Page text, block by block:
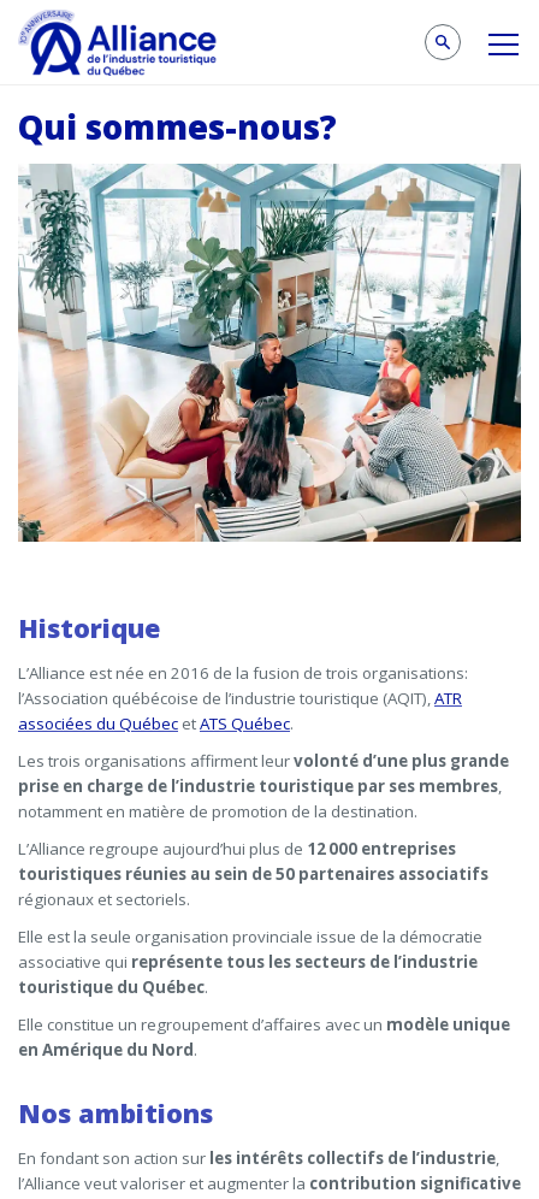
Qui sommes-nous?
Historique
L’Alliance est née en 2016 de la fusion de trois organisations:
l’Association québécoise de l’industrie touristique (AQIT), ATR
associées du Québec etATS Québec.
Les trois organisations affirment leurvolonté d’une plus grande
prise en charge de l’industrie touristique par ses membres
notamment en matière de promotion de la destination.
L’Alliance regroupe aujourd’hui plus de 12 000 entreprises
touristiques réunies au sein de 50 partenaires associatifs
régionaux et sectoriels.
Elle est la seule organisation provinciale issue de la démocratie
associative qui représente tous les secteurs de l’industrie
touristique du Québec.
Elle constitue un regroupement d’affaires avec un modèle unique
en Amérique du Nord.
Nos ambitions
En fondant son action sur les intérêts collectifs de l’industrie
l’Alliance veut valoriser et augmenter la contribution significative